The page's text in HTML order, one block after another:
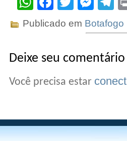
Publicado em Botafogo
Deixe seu comentário
Você precisa estar